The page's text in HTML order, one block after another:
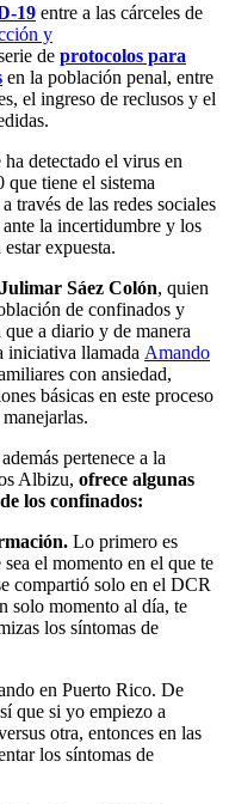
19 entre a las cárceles de
y
de protocolos para
en la población penal, entre
el ingreso de reclusos y el
detectado el virus en
tiene el sistema
través de las redes sociales
la incertidumbre y los
expuesta.
Sáez Colón, quien
de confinados y
a diario y de manera
iniciativa llamada Amando
con ansiedad,
básicas en este proceso
pertenece a la
Albizu, ofrece algunas
los confinados:
Lo primero es
el momento en el que te
compartió solo en el DCR
solo momento al día, te
los síntomas de
en Puerto Rico. De
que si yo empiezo a
otra, entonces en las
los síntomas de